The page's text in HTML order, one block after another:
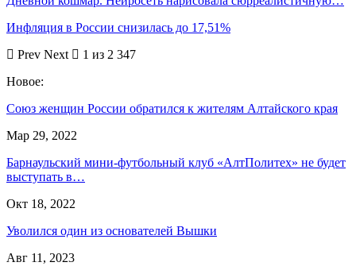
Инфляция в России снизилась до 17,51%
Prev Next
1 из 2 347
Новое:
Союз женщин России обратился к жителям Алтайского края
Мар 29, 2022
Барнаульский мини-футбольный клуб «АлтПолитех» не будет
выступать в…
Окт 18, 2022
Уволился один из основателей Вышки
Авг 11, 2023